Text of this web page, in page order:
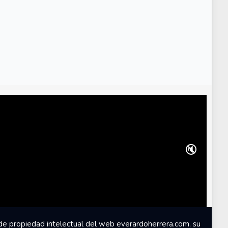
🔇
propiedad intelectual del web everardoherrera.com, su